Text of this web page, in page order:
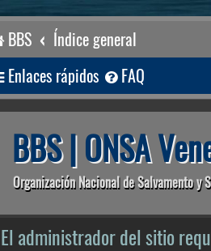
BBS Índice general
Enlaces rápidos FAQ
BBS | ONSA
Organización Nacional de Salvamento y
El administrador del sitio